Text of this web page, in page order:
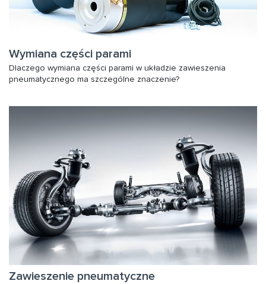
Wymiana części parami
Dlaczego wymiana części parami w układzie zawieszenia
pneumatycznego ma szczególne znaczenie?
Zawieszenie pneumatyczne